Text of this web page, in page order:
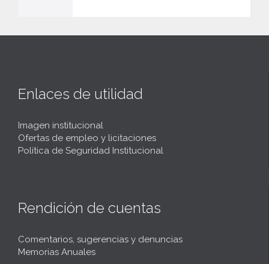
Enlaces de utilidad
Imagen institucional
Ofertas de empleo y licitaciones
Política de Seguridad Institucional
Rendición de cuentas
Comentarios, sugerencias y denuncias
Memorias Anuales